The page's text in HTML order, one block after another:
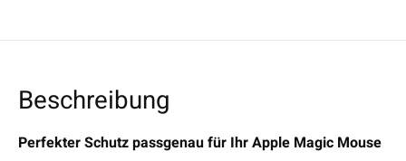
Beschreibung
Perfekter Schutz passgenau für Ihr Apple Magic Mouse